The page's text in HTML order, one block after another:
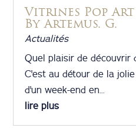
Vitrines Pop
By Artemus. G.
Actualités
Quel plaisir de découvrir
C'est au détour de la
d'un week-end en...
lire plus